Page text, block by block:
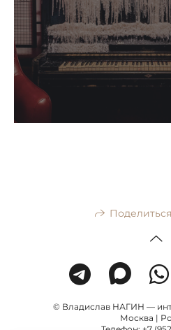
© Владислав НАГИН —
Москва |